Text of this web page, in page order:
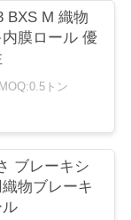
BXS M 織物
膜ロール 優
トン
ブレーキシ
物ブレーキ